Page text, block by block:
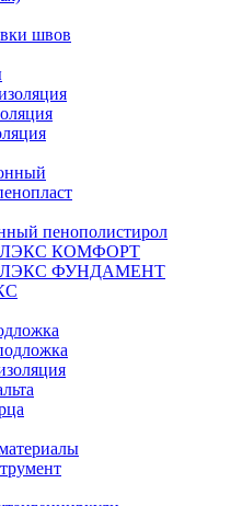
швов
пенополистирол
КОМФОРТ
ФУНДАМЕНТ